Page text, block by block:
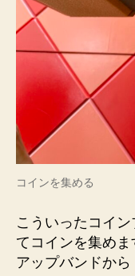
コインを集める
こういったコイ
てコインを集め
アップバンドか